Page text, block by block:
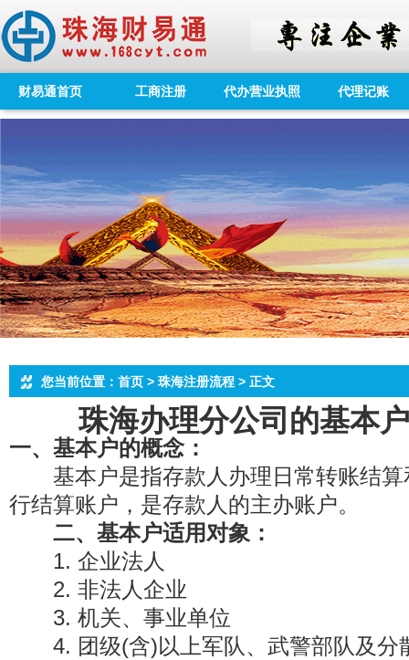
财易通首页 工商注册 代办营业执照 代理记账
您当前位置：首页 > 珠海注册流程 > 正文
珠海办理分公司的基本
一、基本户的概念：
基本户是指存款人办理日常转账结算
行结算账户，是存款人的主办账户。
二、基本户适用对象：
1. 企业法人
2. 非法人企业
3. 机关、事业单位
4. 团级(含)以上军队、武警部队及分